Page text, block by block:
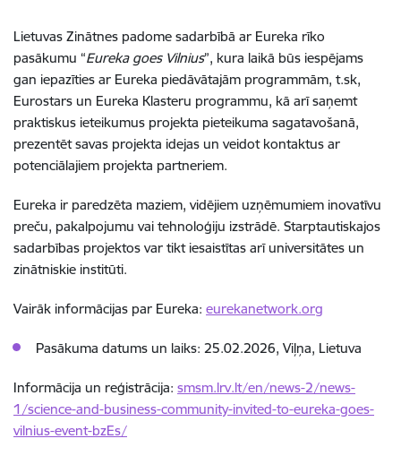
Lietuvas Zinātnes padome sadarbībā ar Eureka rīko
pasākumu “Eureka goes Vilnius”, kura laikā būs iespējams
gan iepazīties ar Eureka piedāvātajām programmām, t.sk,
Eurostars un Eureka Klasteru programmu, kā arī saņemt
praktiskus ieteikumus projekta pieteikuma sagatavošanā,
prezentēt savas projekta idejas un veidot kontaktus ar
potenciālajiem projekta partneriem.
Eureka ir paredzēta maziem, vidējiem uzņēmumiem inovatīvu
preču, pakalpojumu vai tehnoloģiju izstrādē. Starptautiskajos
sadarbības projektos var tikt iesaistītas arī universitātes un
zinātniskie institūti.
Vairāk informācijas par Eureka: eurekanetwork.org
Pasākuma datums un laiks: 25.02.2026, Viļņa, Lietuva
Informācija un reģistrācija: smsm.lrv.lt/en/news-2/news-
1/science-and-business-community-invited-to-eureka-goes-
vilnius-event-bzEs/